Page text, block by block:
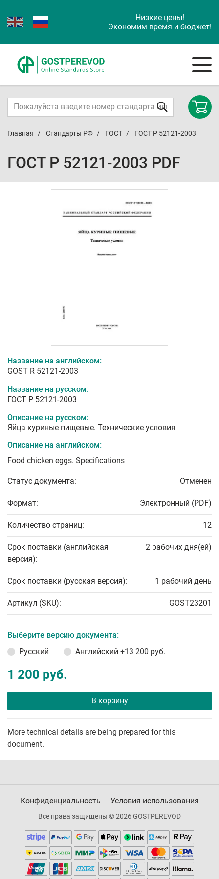
Низкие цены!
Экономим время и бюджет!
Главная Стандарты РФ ГОСТ ГОСТ Р 52121-2003
ГОСТ Р 52121-2003 PDF
Название на английском:
GOST R 52121-2003
Название на русском:
ГОСТ Р 52121-2003
Описание на русском:
Яйца куриные пищевые. Технические условия
Описание на английском:
Food chicken eggs. Specifications
Статус документа: Отменен
Формат: Электронный (PDF)
Количество страниц: 12
Срок поставки (английская
версия):
2 рабочих дня(ей)
Срок поставки (русская версия): 1 рабочий день
Артикул (SKU): GOST23201
Выберите версию документа:
Русский
Английский +13 200 руб.
1 200 руб.
В корзину
More technical details are being prepared for this
document.
Конфиденциальность Условия использования
Все права защищены © 2026 GOSTPEREVOD